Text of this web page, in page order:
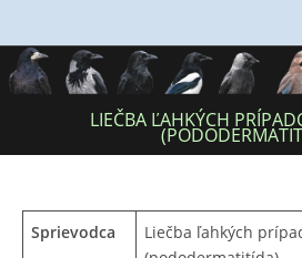
content
LIEČBA ĽAHKÝCH
Sprievodca
Liečba ľahkých